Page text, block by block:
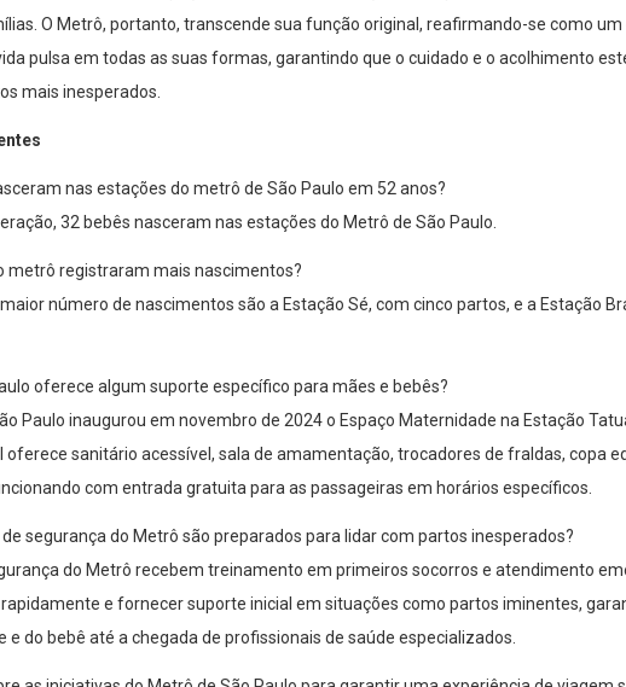
O Metrô, portanto, transcende sua função original, reafirmando-se como um
pulsa em todas as suas formas, garantindo que o cuidado e o acolhimento
mais inesperados.
nas estações do metrô de São Paulo em 52 anos?
32 bebês nasceram nas estações do Metrô de São Paulo.
metrô registraram mais nascimentos?
número de nascimentos são a Estação Sé, com cinco partos, e a Estação
oferece algum suporte específico para mães e bebês?
Paulo inaugurou em novembro de 2024 o Espaço Maternidade na Estação
oferece sanitário acessível, sala de amamentação, trocadores de fraldas, copa
com entrada gratuita para as passageiras em horários específicos.
segurança do Metrô são preparados para lidar com partos inesperados?
do Metrô recebem treinamento em primeiros socorros e atendimento
e fornecer suporte inicial em situações como partos iminentes,
e do bebê até a chegada de profissionais de saúde especializados.